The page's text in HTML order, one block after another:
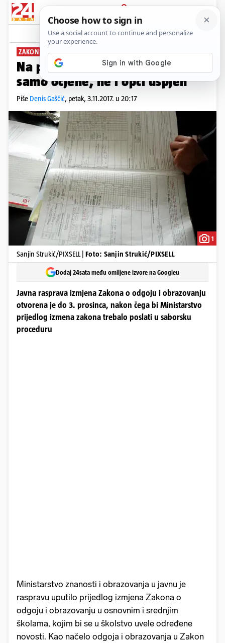
PRIJAVA
News Komentari
ZAKON O OBRAZOVANJU
Na polugodištu će zaključivati
samo ocjene, ne i opći uspjeh
Piše Denis Gaščić, petak, 3.11.2017. u 20:17
1
Sanjin Strukić/PIXSELL | Foto: Sanjin Strukić/PIXSELL
Dodaj 24sata među omiljene izvore na Googleu
Javna rasprava izmjena Zakona o odgoju i obrazovanju
otvorena je do 3. prosinca, nakon čega bi Ministarstvo
prijedlog izmena zakona trebalo poslati u saborsku
proceduru
Ministarstvo znanosti i obrazovanja u javnu je
raspravu uputilo prijedlog izmjena Zakona o
odgoju i obrazovanju u osnovnim i srednjim
školama, kojim bi se u školstvo uvele određene
novosti. Kao načelo odgoja i obrazovanja u Zakon